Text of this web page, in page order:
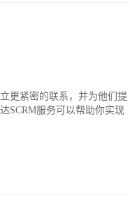
更紧密的联系，并为他们提
SCRM服务可以帮助你实现